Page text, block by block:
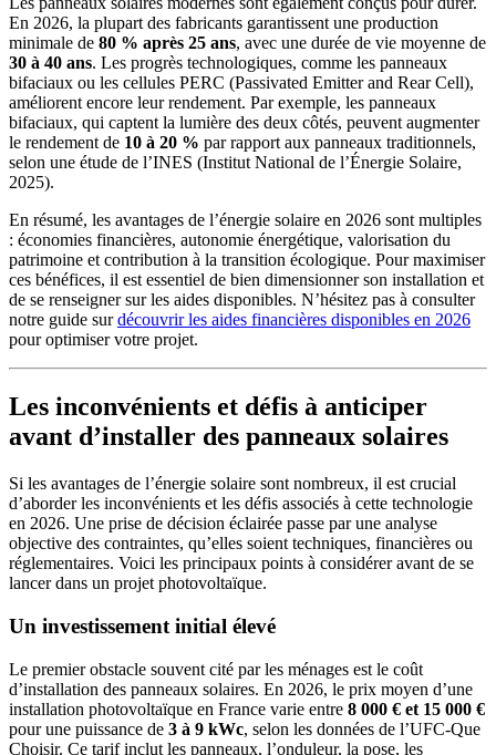
En 2026, la plupart des fabricants garantissent une production
minimale de 80 % après 25 ans, avec une durée de vie moyenne de
30 à 40 ans. Les progrès technologiques, comme les panneaux
bifaciaux ou les cellules PERC (Passivated Emitter and Rear Cell),
améliorent encore leur rendement. Par exemple, les panneaux
bifaciaux, qui captent la lumière des deux côtés, peuvent augmenter
le rendement de 10 à 20 % par rapport aux panneaux traditionnels,
selon une étude de l’INES (Institut National de l’Énergie Solaire,
2025).
En résumé, les avantages de l’énergie solaire en 2026 sont multiples
: économies financières, autonomie énergétique, valorisation du
patrimoine et contribution à la transition écologique. Pour maximiser
ces bénéfices, il est essentiel de bien dimensionner son installation et
de se renseigner sur les aides disponibles. N’hésitez pas à consulter
notre guide surdécouvrir les aides financières disponibles en 2026
pour optimiser votre projet.
Les inconvénients et défis à anticiper
avant d’installer des panneaux solaires
Si les avantages de l’énergie solaire sont nombreux, il est crucial
d’aborder les inconvénients et les défis associés à cette technologie
en 2026. Une prise de décision éclairée passe par une analyse
objective des contraintes, qu’elles soient techniques, financières ou
réglementaires. Voici les principaux points à considérer avant de se
lancer dans un projet photovoltaïque.
Un investissement initial élevé
Le premier obstacle souvent cité par les ménages est le coût
d’installation des panneaux solaires. En 2026, le prix moyen d’une
installation photovoltaïque en France varie entre 8 000 € et 15 000 €
pour une puissance de 3 à 9 kWc, selon les données de l’UFC-Que
Choisir. Ce tarif inclut les panneaux, l’onduleur, la pose, les